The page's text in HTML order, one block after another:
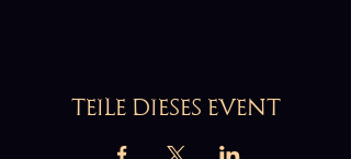
TEILE DIESES EVENT